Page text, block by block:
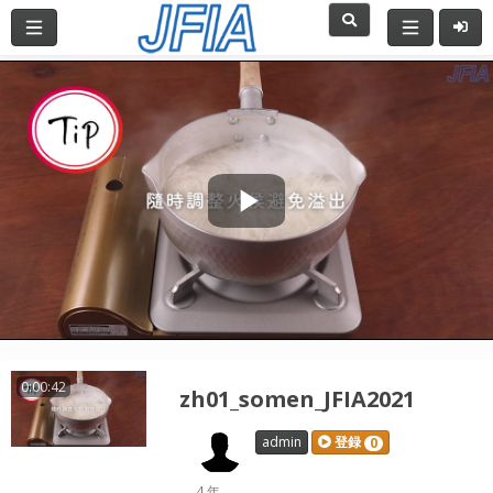
Play
Video
0:00:42 zh01_somen_JFIA2021
admin 登録 0